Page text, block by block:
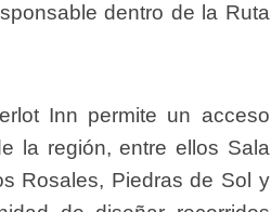
dentro de la Ruta
Inn permite un acceso
la región, entre ellos Sala
Rosales, Piedras de Sol y